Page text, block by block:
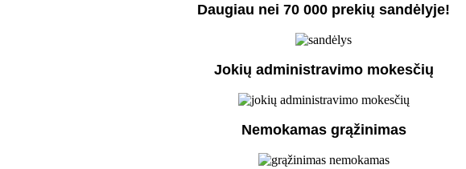
Daugiau nei 70 000 prekių sandėlyje!
Jokių administravimo mokesčių
Nemokamas grąžinimas